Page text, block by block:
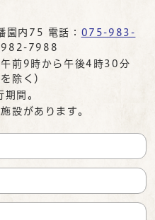
内75 電話： 075-983-
982-7988
前9時から午後4時30分
除く）
間。
設があります。